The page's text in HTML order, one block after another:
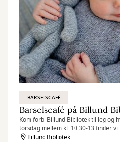
BARSELSCAFÈ
Barselscafé på Billund
Kom forbi Billund Bibliotek til leg og
torsdag mellem kl. 10.30-13 finder
Barselscafé.
Billund Bibliotek